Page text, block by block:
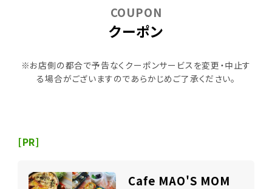
クーポン
COUPON
※お店側の都合で予告なくクーポンサービスを変更・中止す
る場合がございますのであらかじめご了承ください。
[PR]
Cafe MAO'S MOM